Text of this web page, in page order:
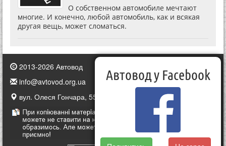
О собственном автомобиле мечтают
многие. И конечно, любой автомобиль, как и всякая
другая вещь, может сломаться.
2013-2026 Автовод
info@avtovod.org.ua
вул. Олеся Гончара, 55, Київ, Україна
Автовод у Facebook